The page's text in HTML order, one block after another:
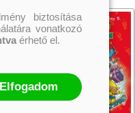
biztosítása
vonatkozó
érhető el.
Elfogadom